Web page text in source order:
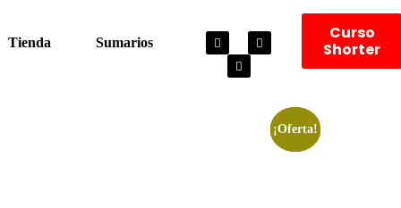
Tienda Sumarios
Curso
Shorter
¡Oferta!
¡Oferta!
¡Oferta!